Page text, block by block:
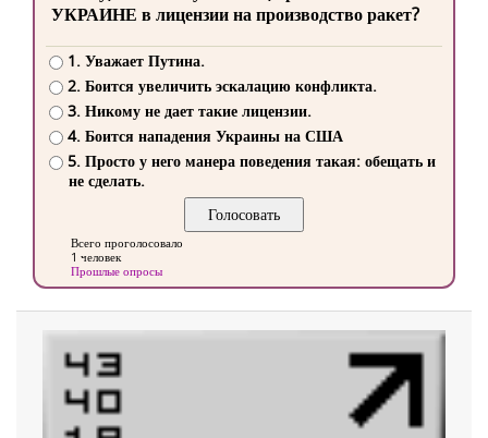
УКРАИНЕ в лицензии на производство ракет?
1. Уважает Путина.
2. Боится увеличить эскалацию конфликта.
3. Никому не дает такие лицензии.
4. Боится нападения Украины на США
5. Просто у него манера поведения такая: обещать и
не сделать.
Всего проголосовало
1 человек
Прошлые опросы